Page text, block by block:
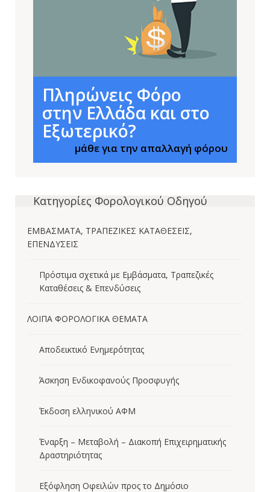
Πληρώνεις Φόρο
στην Ελλάδα και στο
Εξωτερικό?
μάθε για την απαλλαγή φόρου
Κατηγορίες Φορολογικού Οδηγού
ΕΜΒΑΣΜΑΤΑ, ΤΡΑΠΕΖΙΚΕΣ ΚΑΤΑΘΕΣΕΙΣ,
ΕΠΕΝΔΥΣΕΙΣ
Πρόστιμα σχετικά με Εμβάσματα, Τραπεζικές
Καταθέσεις & Επενδύσεις
ΛΟΙΠΑ ΦΟΡΟΛΟΓΙΚΑ ΘΕΜΑΤΑ
Αποδεικτικό Ενημερότητας
Άσκηση Ενδικοφανούς Προσφυγής
Έκδοση ελληνικού ΑΦΜ
Έναρξη – Μεταβολή – Διακοπή Επιχειρηματικής
Δραστηριότητας
Εξόφληση Οφειλών προς το Δημόσιο